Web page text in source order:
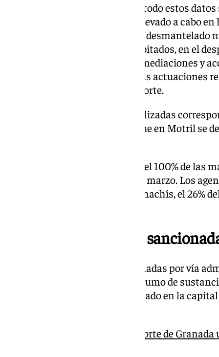
La Policía Nacional detalla que todo estos
represión del tráfico de drogas llevado a cabo
el pasado mes de marzo. Se han
marihuana en interiores no habitados, en el
de control y vigilancia en las inmediaciones y
Granada, Baza y Motril y en otras actuaciones
de estas sustancias o su transporte.
La mitad de las operaciones realizadas
50% de las mismas, mientras que en Motril se
En Granada se ha incautado de el 100% de las
marihuana localizadas durante marzo. Los
incautado cerca de dos kilos de hachís, el 26%
Más de 480 personas
Por otra parte, han sido sancionadas por vía
personas por la tenencia o consumo de
las intervenciones se han realizado en la
Desmantelan en la Zona Norte de